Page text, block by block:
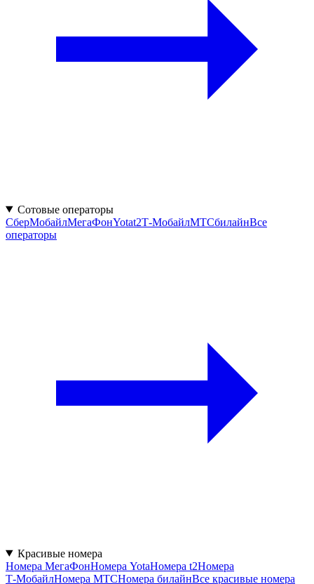
Сотовые операторы
СберМобайлМегаФонYotat2Т‑МобайлМТСбилайнВсе
операторы
Красивые номера
Номера МегаФонНомера YotaНомера t2Номера
Т‑МобайлНомера МТСНомера билайнВсе красивые номера